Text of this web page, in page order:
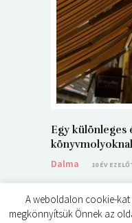
Egy különleges
Dalma
10 ÉV
A weboldalon cookie-
megkönnyítsük Önnek az